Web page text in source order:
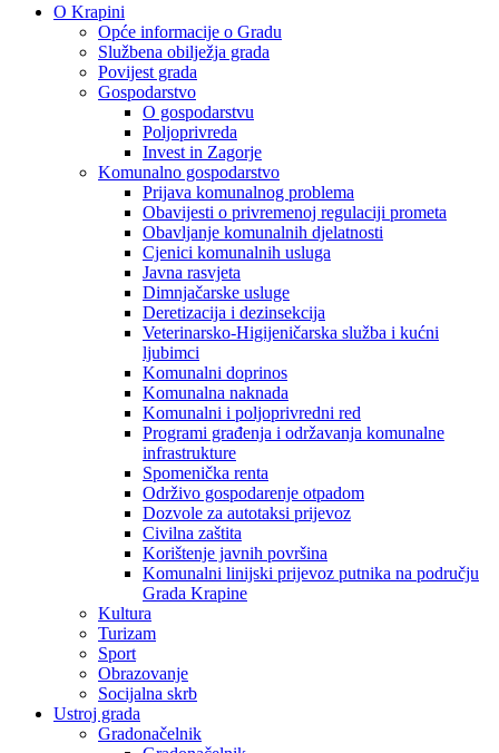
O Krapini
Opće informacije o Gradu
Službena obilježja grada
Povijest grada
Gospodarstvo
O gospodarstvu
Poljoprivreda
Invest in Zagorje
Komunalno gospodarstvo
Prijava komunalnog problema
Obavijesti o privremenoj regulaciji prometa
Obavljanje komunalnih djelatnosti
Cjenici komunalnih usluga
Javna rasvjeta
Dimnjačarske usluge
Deretizacija i dezinsekcija
Veterinarsko-Higijeničarska služba i kućni
ljubimci
Komunalni doprinos
Komunalna naknada
Komunalni i poljoprivredni red
Programi građenja i održavanja komunalne
infrastrukture
Spomenička renta
Održivo gospodarenje otpadom
Dozvole za autotaksi prijevoz
Civilna zaštita
Korištenje javnih površina
Komunalni linijski prijevoz putnika na području
Grada Krapine
Kultura
Turizam
Sport
Obrazovanje
Socijalna skrb
Ustroj grada
Gradonačelnik